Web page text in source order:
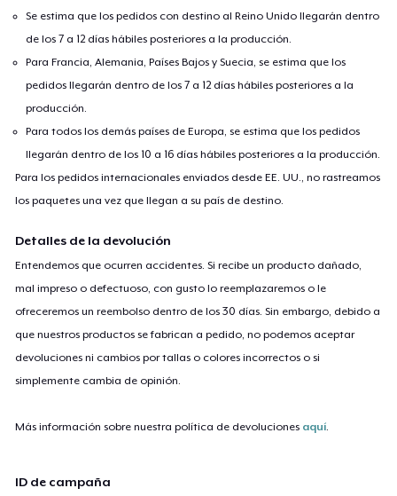
Se estima que los pedidos con destino al Reino Unido llegarán dentro
de los 7 a 12 días hábiles posteriores a la producción.
Para Francia, Alemania, Países Bajos y Suecia, se estima que los
pedidos llegarán dentro de los 7 a 12 días hábiles posteriores a la
producción.
Para todos los demás países de Europa, se estima que los pedidos
llegarán dentro de los 10 a 16 días hábiles posteriores a la producción.
Para los pedidos internacionales enviados desde EE. UU., no rastreamos
los paquetes una vez que llegan a su país de destino.
Detalles de la devolución
Entendemos que ocurren accidentes. Si recibe un producto dañado,
mal impreso o defectuoso, con gusto lo reemplazaremos o le
ofreceremos un reembolso dentro de los 30 días. Sin embargo, debido a
que nuestros productos se fabrican a pedido, no podemos aceptar
devoluciones ni cambios por tallas o colores incorrectos o si
simplemente cambia de opinión.
Más información sobre nuestra política de devoluciones aquí.
ID de campaña